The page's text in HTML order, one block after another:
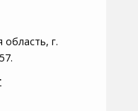
область, г.